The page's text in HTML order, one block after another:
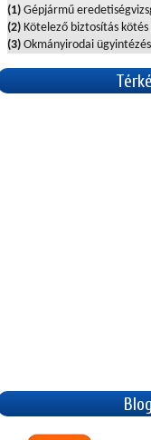
(1) Gépjármű
(2) Kötelező biztosítás kötés
(3) Okmányirodai ügyintézés
Blog